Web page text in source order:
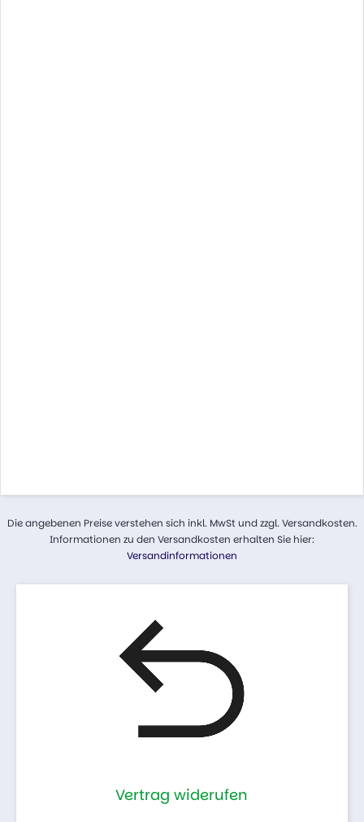
Die angebenen Preise verstehen sich inkl. MwSt und zzgl. Versandkosten.
Informationen zu den Versandkosten erhalten Sie hier:
Versandinformationen
Vertrag widerufen